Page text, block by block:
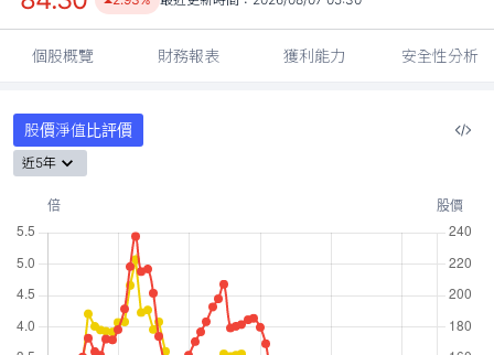
個股概覽 財務報表 獲利能力 安全性分析
股價淨值比評價
近5年